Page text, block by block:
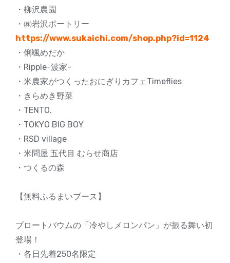
・柳沢農園
・㈱岩沢ポートリー
https://www.sukaichi.com/shop.php?id=1124
・俐颯めだか
・Ripple-波家-
・米農家がつくったおにぎりカフェTimeflies
・きらめき野菜
・TENTO.
・TOKYO BIG BOY
・RSD village
・米問屋 五代目 むらせ商店
・つくるの森
【無料ふるまいブース】
ブロートバウムの「冷やしメロンパン」が振る舞い初
登場！
・各日先着250名限定